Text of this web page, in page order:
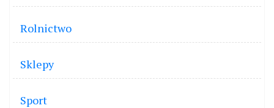
Rolnictwo
Sklepy
Sport